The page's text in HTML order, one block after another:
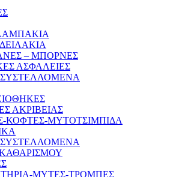
– ΜΠΟΡΝΕΣ
ΑΣΦΑΛΕΙΕΣ
ΑΚΡΙΒΕΙΑΣ
ΚΟΦΤΕΣ-ΜΥΤΟΤΣΙΜΠΙΔΑ
ΚΑΘΑΡΙΣΜΟΥ
ΜΥΤΕΣ-ΤΡΟΜΠΕΣ